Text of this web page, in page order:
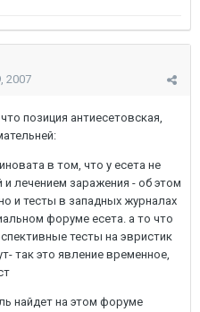
2007
позиция антиесетовская,
в том, что у есета не
лечением заражения - об этом
и тесты в западных журналах
форуме есета. а то что
тесты на эвристик
так это явление временное,
найдет на этом форуме